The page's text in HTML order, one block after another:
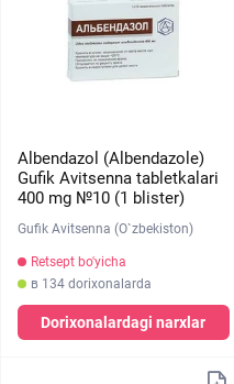
Albendazol (Albendazole)
Gufik Avitsenna tabletkalari
400 mg №10 (1 blister)
Gufik Avitsenna (O`zbekiston)
Retsept bo'yicha
в 134 dorixonalarda
Dorixonalardagi narxlar